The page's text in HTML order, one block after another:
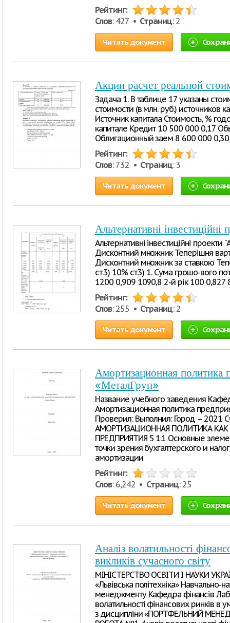
Рейтинг:
Слов: 427 • Страниц: 2
Читать документ
Акции расчет реальной
Задача 1. В таблице 17 указаны
стоимости (в млн. руб.) источников
Источник капитала Стоимость, %
капитале Кредит 10 500 000 0,17
Облигационный заем 8 600 000 0,30
Рейтинг:
Слов: 732 • Страниц: 3
Читать документ
Альтернативні інвестиційні
Альтернативні інвестиційні проекти
Дисконтний множник Теперішня
Дисконтний множник за ставкою
ст.3) 10% ст.3) 1. Сума грошо-вого
1200 0,909 1090,8 2-й рік 100 0,827
Рейтинг:
Слов: 255 • Страниц: 2
Читать документ
Амортизационная
«МеталГруп»
Название учебного заведения
Амортизационная политика
Проверил: Выполнил: Город –
АМОРТИЗАЦИОННАЯ ПОЛИТИКА
ПРЕДПРИЯТИЯ 5 1.1 Основные
точки зрения бухгалтерского и
амортизации
Рейтинг:
Слов: 6,242 • Страниц: 25
Читать документ
Аналіз волатильності
викликів сучасного світу
МІНІСТЕРСТВО ОСВІТИ І НАУКИ
«Львівська політехніка» Навчально-
менеджменту Кафедра фінансів
волатильності фінансових ринків в
з дисципліни «ПОРТФЕЛЬНИЙ